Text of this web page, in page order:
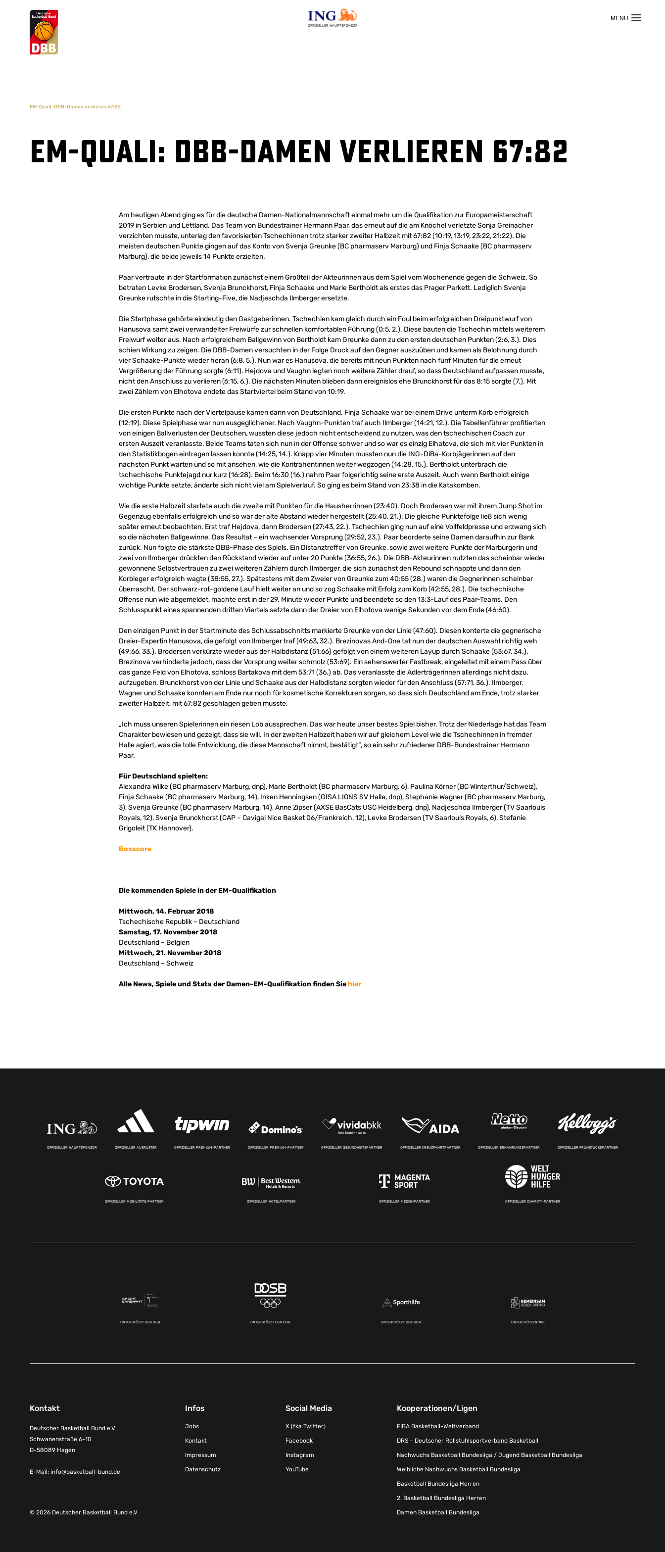
OFFIZIELLER HAUPTSPONSOR
Suchvorschläge
EM-Quali: DBB-Damen verlieren 67:82
EM-Quali: DBB-Damen verlieren 67:82
Am heutigen Abend ging es für die deutsche Damen-Nationalmannschaft einmal mehr um die Qualifikation zur Europameisterschaft
2019 in Serbien und Lettland. Das Team von Bundestrainer Hermann Paar, das erneut auf die am Knöchel verletzte Sonja Greinacher
verzichten musste, unterlag den favorisierten Tschechinnen trotz starker zweiter Halbzeit mit 67:82 (10:19, 13:19, 23:22, 21:22). Die
meisten deutschen Punkte gingen auf das Konto von Svenja Greunke (BC pharmaserv Marburg) und Finja Schaake (BC pharmaserv
Marburg), die beide jeweils 14 Punkte erzielten.
Paar vertraute in der Startformation zunächst einem Großteil der Akteurinnen aus dem Spiel vom Wochenende gegen die Schweiz. So
betraten Levke Brodersen, Svenja Brunckhorst, Finja Schaake und Marie Bertholdt als erstes das Prager Parkett. Lediglich Svenja
Greunke rutschte in die Starting-Five, die Nadjeschda Ilmberger ersetzte.
Die Startphase gehörte eindeutig den Gastgeberinnen. Tschechien kam gleich durch ein Foul beim erfolgreichen Dreipunktwurf von
Hanusova samt zwei verwandelter Freiwürfe zur schnellen komfortablen Führung (0:5, 2.). Diese bauten die Tschechin mittels weiterem
Freiwurf weiter aus. Nach erfolgreichem Ballgewinn von Bertholdt kam Greunke dann zu den ersten deutschen Punkten (2:6, 3.). Dies
schien Wirkung zu zeigen. Die DBB-Damen versuchten in der Folge Druck auf den Gegner auszuüben und kamen als Belohnung durch
vier Schaake-Punkte wieder heran (6:8, 5.). Nun war es Hanusova, die bereits mit neun Punkten nach fünf Minuten für die erneut
Vergrößerung der Führung sorgte (6:11). Hejdova und Vaughn legten noch weitere Zähler drauf, so dass Deutschland aufpassen musste,
nicht den Anschluss zu verlieren (6:15, 6.). Die nächsten Minuten blieben dann ereignislos ehe Brunckhorst für das 8:15 sorgte (7.). Mit
zwei Zählern von Elhotova endete das Startviertel beim Stand von 10:19.
Die ersten Punkte nach der Viertelpause kamen dann von Deutschland. Finja Schaake war bei einem Drive unterm Korb erfolgreich
(12:19). Diese Spielphase war nun ausgeglichener. Nach Vaughn-Punkten traf auch Ilmberger (14:21, 12.). Die Tabellenführer profitierten
von einigen Ballverlusten der Deutschen, wussten diese jedoch nicht entscheidend zu nutzen, was den tschechischen Coach zur
ersten Auszeit veranlasste. Beide Teams taten sich nun in der Offense schwer und so war es einzig Elhatova, die sich mit vier Punkten in
den Statistikbogen eintragen lassen konnte (14:25, 14.). Knapp vier Minuten mussten nun die ING-DiBa-Korbjägerinnen auf den
nächsten Punkt warten und so mit ansehen, wie die Kontrahentinnen weiter wegzogen (14:28, 15.). Bertholdt unterbrach die
tschechische Punktejagd nur kurz (16:28). Beim 16:30 (16.) nahm Paar folgerichtig seine erste Auszeit. Auch wenn Bertholdt einige
wichtige Punkte setzte, änderte sich nicht viel am Spielverlauf. So ging es beim Stand von 23:38 in die Katakomben.
Wie die erste Halbzeit startete auch die zweite mit Punkten für die Hausherrinnen (23:40). Doch Brodersen war mit ihrem Jump Shot im
Gegenzug ebenfalls erfolgreich und so war der alte Abstand wieder hergestellt (25:40, 21.). Die gleiche Punktefolge ließ sich wenig
später erneut beobachten. Erst traf Hejdova, dann Brodersen (27:43, 22.). Tschechien ging nun auf eine Vollfeldpresse und erzwang sich
so die nächsten Ballgewinne. Das Resultat – ein wachsender Vorsprung (29:52, 23.). Paar beorderte seine Damen daraufhin zur Bank
zurück. Nun folgte die stärkste DBB-Phase des Spiels. Ein Distanztreffer von Greunke, sowie zwei weitere Punkte der Marburgerin und
zwei von Ilmberger drückten den Rückstand wieder auf unter 20 Punkte (36:55, 26.). Die DBB-Akteurinnen nutzten das scheinbar wieder
gewonnene Selbstvertrauen zu zwei weiteren Zählern durch Ilmberger, die sich zunächst den Rebound schnappte und dann den
Korbleger erfolgreich wagte (38:55, 27.). Spätestens mit dem Zweier von Greunke zum 40:55 (28.) waren die Gegnerinnen scheinbar
überrascht. Der schwarz-rot-goldene Lauf hielt weiter an und so zog Schaake mit Erfolg zum Korb (42:55, 28.). Die tschechische
Offense nun wie abgemeldet, machte erst in der 29. Minute wieder Punkte und beendete so den 13:3-Lauf des Paar-Teams. Den
Schlusspunkt eines spannenden dritten Viertels setzte dann der Dreier von Elhotova wenige Sekunden vor dem Ende (46:60).
Den einzigen Punkt in der Startminute des Schlussabschnitts markierte Greunke von der Linie (47:60). Diesen konterte die gegnerische
Dreier-Expertin Hanusova, die gefolgt von Ilmberger traf (49:63, 32.). Brezinovas And-One tat nun der deutschen Auswahl richtig weh
(49:66, 33.). Brodersen verkürzte wieder aus der Halbdistanz (51:66) gefolgt von einem weiteren Layup durch Schaake (53:67, 34.).
Brezinova verhinderte jedoch, dass der Vorsprung weiter schmolz (53:69). Ein sehenswerter Fastbreak, eingeleitet mit einem Pass über
das ganze Feld von Elhotova, schloss Bartakova mit dem 53:71 (36.) ab. Das veranlasste die Adlerträgerinnen allerdings nicht dazu,
aufzugeben. Brunckhorst von der Linie und Schaake aus der Halbdistanz sorgten wieder für den Anschluss (57:71, 36.). Ilmberger,
Wagner und Schaake konnten am Ende nur noch für kosmetische Korrekturen sorgen, so dass sich Deutschland am Ende, trotz starker
zweiter Halbzeit, mit 67:82 geschlagen geben musste.
„Ich muss unseren Spielerinnen ein riesen Lob aussprechen. Das war heute unser bestes Spiel bisher. Trotz der Niederlage hat das Team
Charakter bewiesen und gezeigt, dass sie will. In der zweiten Halbzeit haben wir auf gleichem Level wie die Tschechinnen in fremder
Halle agiert, was die tolle Entwicklung, die diese Mannschaft nimmt, bestätigt“, so ein sehr zufriedener DBB-Bundestrainer Hermann
Paar.
Für Deutschland spielten:
Alexandra Wilke (BC pharmaserv Marburg, dnp), Marie Bertholdt (BC pharmaserv Marburg, 6), Paulina Körner (BC Winterthur/Schweiz),
Finja Schaake (BC pharmaserv Marburg, 14), Inken Henningsen (GISA LIONS SV Halle, dnp), Stephanie Wagner (BC pharmaserv Marburg,
3), Svenja Greunke (BC pharmaserv Marburg, 14), Anne Zipser (AXSE BasCats USC Heidelberg, dnp), Nadjeschda Ilmberger (TV Saarlouis
Royals, 12), Svenja Brunckhorst (CAP – Cavigal Nice Basket 06/Frankreich, 12), Levke Brodersen (TV Saarlouis Royals, 6), Stefanie
Grigoleit (TK Hannover).
Boxscore
Die kommenden Spiele in der EM-Qualifikation
Mittwoch, 14. Februar 2018
Tschechische Republik – Deutschland
Samstag, 17. November 2018
Deutschland – Belgien
Mittwoch, 21. November 2018
Deutschland – Schweiz
Alle News, Spiele und Stats der Damen-EM-Qualifikation finden Siehier
OFFIZIELLER HAUPTSPONSOR OFFIZIELLER AUSRÜSTER OFFIZIELLER PREMIUM-PARTNER OFFIZIELLER PREMIUM-PARTNER OFFIZIELLER GESUNDHEITSPARTNER OFFIZIELLER KREUZFAHRTPARTNER OFFIZIELLER ERNÄHRUNGSPARTNER OFFIZIELLER FRÜHSTÜCKSPARTNER
OFFIZIELLER MOBILITÄTS-PARTNER OFFIZIELLER HOTELPARTNER OFFIZIELLER MEDIENPARTNER OFFIZIELLER CHARITY-PARTNER
UNTERSTÜTZT DEN DBB UNTERSTÜTZT DEN DBB UNTERSTÜTZT DEN DBB UNTERSTÜTZEN WIR
Kontakt
Deutscher Basketball Bund e.V
Schwanenstraße 6-10
D-58089 Hagen
E-Mail: info@basketball-bund.de
Infos
Jobs
Kontakt
Impressum
Datenschutz
Social Media
X (fka Twitter)
Facebook
Instagram
YouTube
Kooperationen/Ligen
FIBA Basketball-Weltverband
DRS – Deutscher Rollstuhlsportverband Basketball
Nachwuchs Basketball Bundesliga / Jugend Basketball Bundesliga
Weibliche Nachwuchs Basketball Bundesliga
Basketball Bundesliga Herren
2. Basketball Bundesliga Herren
Damen Basketball Bundesliga
© 2026 Deutscher Basketball Bund e.V